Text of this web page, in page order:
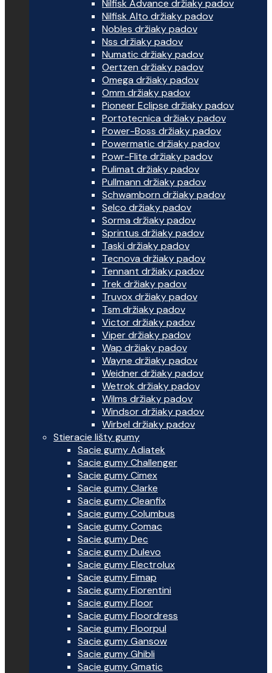
Nilfisk Advance držiaky padov
Nilfisk Alto držiaky padov
Nobles držiaky padov
Nss držiaky padov
Numatic držiaky padov
Oertzen držiaky padov
Omega držiaky padov
Omm držiaky padov
Pioneer Eclipse držiaky padov
Portotecnica držiaky padov
Power-Boss držiaky padov
Powermatic držiaky padov
Powr-Flite držiaky padov
Pulimat držiaky padov
Pullmann držiaky padov
Schwamborn držiaky padov
Selco držiaky padov
Sorma držiaky padov
Sprintus držiaky padov
Taski držiaky padov
Tecnova držiaky padov
Tennant držiaky padov
Trek držiaky padov
Truvox držiaky padov
Tsm držiaky padov
Victor držiaky padov
Viper držiaky padov
Wap držiaky padov
Wayne držiaky padov
Weidner držiaky padov
Wetrok držiaky padov
Wilms držiaky padov
Windsor držiaky padov
Wirbel držiaky padov
Stieracie lišty gumy
Sacie gumy Adiatek
Sacie gumy Challenger
Sacie gumy Cimex
Sacie gumy Clarke
Sacie gumy Cleanfix
Sacie gumy Columbus
Sacie gumy Comac
Sacie gumy Dec
Sacie gumy Dulevo
Sacie gumy Electrolux
Sacie gumy Fimap
Sacie gumy Fiorentini
Sacie gumy Floor
Sacie gumy Floordress
Sacie gumy Floorpul
Sacie gumy Gansow
Sacie gumy Ghibli
Sacie gumy Gmatic